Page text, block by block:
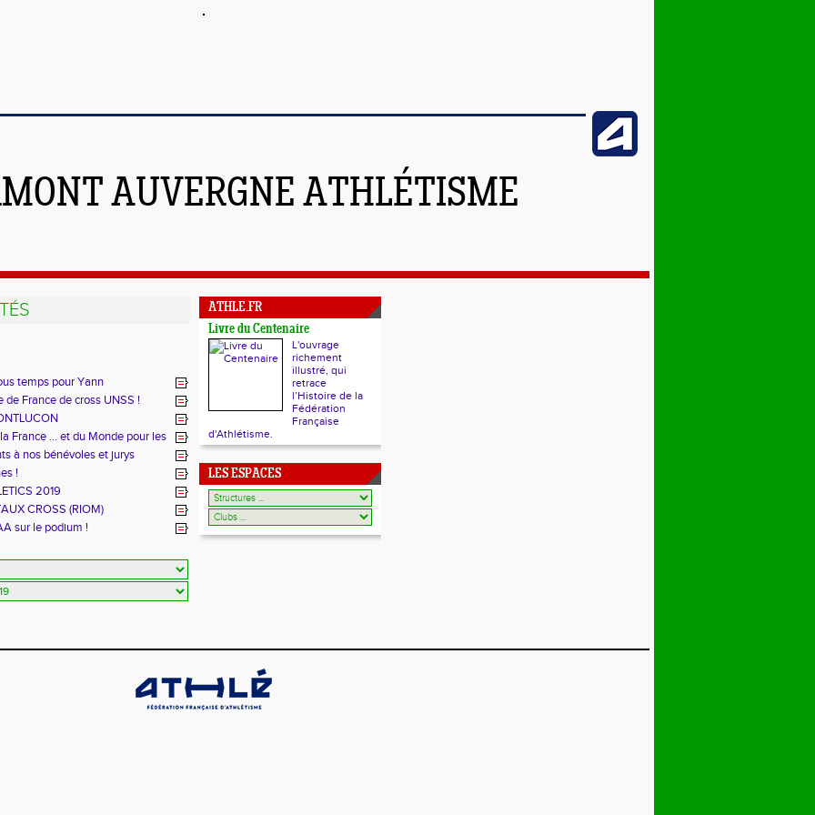
AUVERGNE ATHLÉTISME
temps pour Yann
France de cross UNSS !
France ... et du Monde pour les
à nos bénévoles et jurys
!
2019
CROSS (RIOM)
sur le podium !
ATHLE.FR
Livre du Centenaire
L'ouvrage
richement
illustré, qui
retrace
l’Histoire de la
Fédération
Française
d'Athlétisme.
LES ESPACES